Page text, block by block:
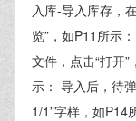
入库-导入库存，
览”，如P11所示
文件，点击“打开
示： 导入后，待
1/1”字样，如P14